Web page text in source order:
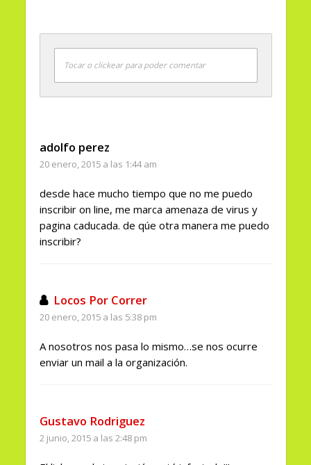
Tocar o clickear para poder comentar
adolfo perez
20 enero, 2015 a las 1:44 am
desde hace mucho tiempo que no me puedo
inscribir on line, me marca amenaza de virus y
pagina caducada. de qúe otra manera me puedo
inscribir?
Locos Por Correr
20 enero, 2015 a las 5:38 pm
A nosotros nos pasa lo mismo…se nos ocurre
enviar un mail a la organización.
Gustavo Rodriguez
2 junio, 2015 a las 2:48 pm